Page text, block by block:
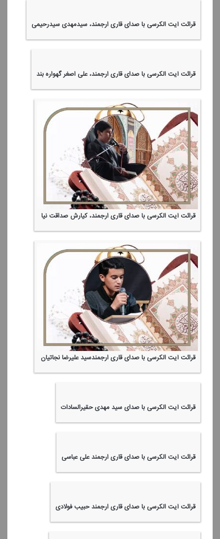
قرائت آیت الكرسی با صدای قاری ارجمند، سیدمهدی سیدرحیمی
قرائت آیت الكرسی با صدای قاری ارجمند، علی اصغر گهواره بند
قرائت آیت الكرسی با صدای قاری ارجمند، كیارش صداقت نیا
قرائت آیت الكرسی با صدای قاری ارجمندسید علیرضا نجاتیان
قرائت آیت الكرسی با صدای سید مهدی حقیرالسادات
قرائت آیت الكرسی با صدای قاری ارجمند علی عباسی
قرائت آیت الكرسی با صدای قاری ارجمند حبیب فولادی